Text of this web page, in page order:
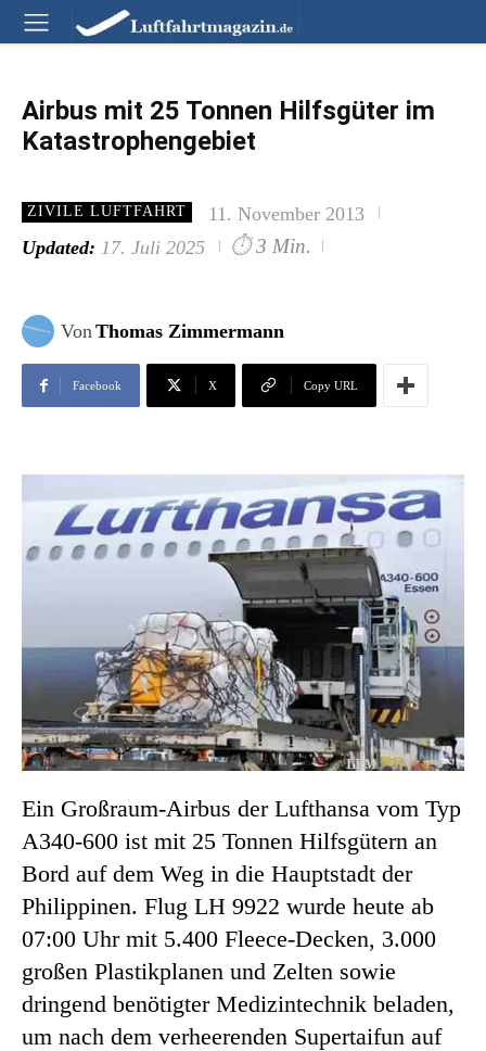
Airbus mit 25 Tonnen Hilfsgüter im
Katastrophengebiet
ZIVILE LUFTFAHRT
11. November 2013
Updated: 17. Juli 2025 ⏱ 3 Min.
VonThomas Zimmermann
Facebook X Copy URL
Ein Großraum-Airbus der Lufthansa vom Typ
A340-600 ist mit 25 Tonnen Hilfsgütern an
Bord auf dem Weg in die Hauptstadt der
Philippinen. Flug LH 9922 wurde heute ab
07:00 Uhr mit 5.400 Fleece-Decken, 3.000
großen Plastikplanen und Zelten sowie
dringend benötigter Medizintechnik beladen,
um nach dem verheerenden Supertaifun auf